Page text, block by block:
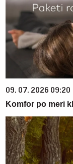
09. 07. 2026 09:20
Komfor po meri